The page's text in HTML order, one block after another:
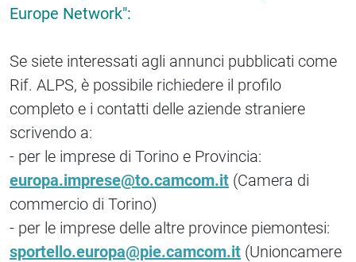
Europe Network":
Se siete interessati agli annunci pubblicati come
Rif. ALPS, è possibile richiedere il profilo
completo e i contatti delle aziende straniere
scrivendo a:
- per le imprese di Torino e Provincia:
europa.imprese@to.camcom.it (Camera di
commercio di Torino)
- per le imprese delle altre province piemontesi:
sportello.europa@pie.camcom.it (Unioncamere